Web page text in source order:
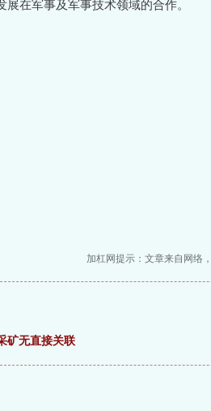
在军事及军事技术领域的合作。
加杠网提示：文章来自网络
矿无直接关联